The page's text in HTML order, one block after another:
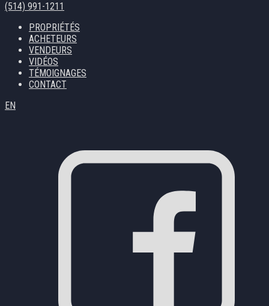
(514) 991-1211
PROPRIÉTÉS
ACHETEURS
VENDEURS
VIDÉOS
TÉMOIGNAGES
CONTACT
EN